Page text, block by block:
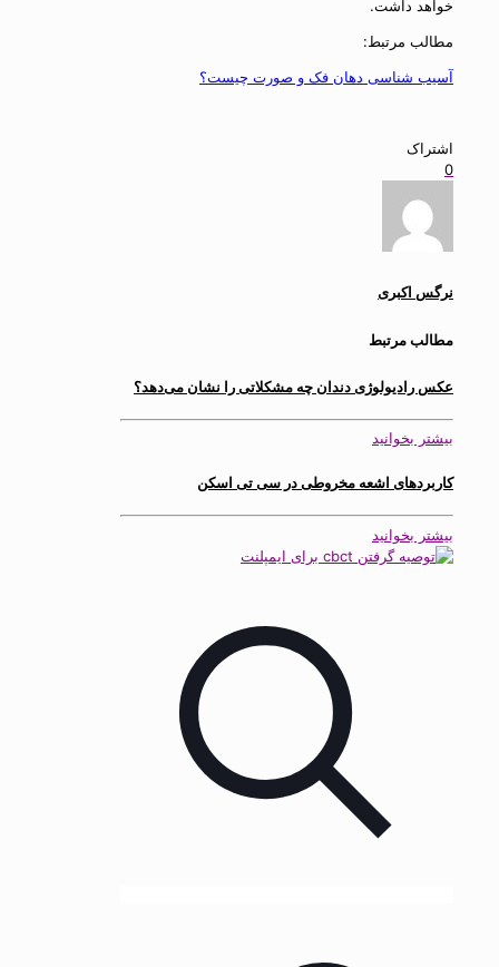
خواهد داشت.
مطالب مرتبط:
آسیب شناسی دهان فک و صورت چیست؟
اشتراک
0
نرگس اکبری
مطالب مرتبط
عکس رادیولوژی دندان چه مشکلاتی را نشان می‌دهد؟
بیشتر بخوانید
کاربردهای اشعه مخروطی در سی تی اسکن
بیشتر بخوانید